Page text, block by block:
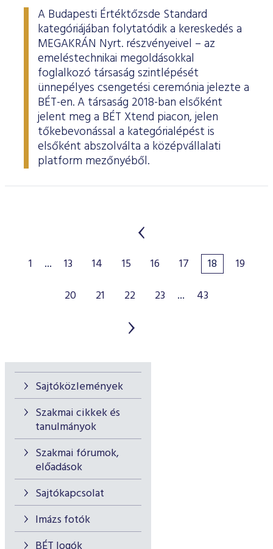
Sajtóközlemények
Szakmai cikkek és
tanulmányok
Szakmai fórumok,
előadások
Sajtókapcsolat
Imázs fotók
A Budapesti Értéktőzsde Standard
kategóriájában folytatódik a kereskedés a
MEGAKRÁN Nyrt. részvényeivel – az
emeléstechnikai megoldásokkal
foglalkozó társaság szintlépését
ünnepélyes csengetési ceremónia jelezte a
BÉT-en. A társaság 2018-ban elsőként
jelent meg a BÉT Xtend piacon, jelen
tőkebevonással a kategórialépést is
elsőként abszolválta a középvállalati
platform mezőnyéből.
1 ... 13 14 15 16 17 18
19
20
21 22 23 ... 43